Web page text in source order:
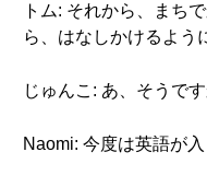
トム: それから、まち
ら、はなしかけるよう
じゅんこ: あ、そうです
Naomi: 今度は英語が入